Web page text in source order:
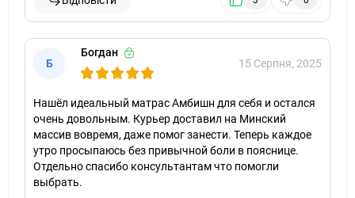
Б
Богдан
15 Серпня, 2025
Нашёл идеальный матрас Амбишн для себя и остался
очень довольным. Курьер доставил на Минский
массив вовремя, даже помог занести. Теперь каждое
утро просыпаюсь без привычной боли в пояснице.
Отдельно спасибо консультантам что помогли
выбрать.